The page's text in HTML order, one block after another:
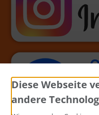
Diese Webseite
andere